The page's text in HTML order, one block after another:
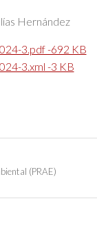
Hernández
3.pdf -692 KB
3.xml -3 KB
(PRAE)